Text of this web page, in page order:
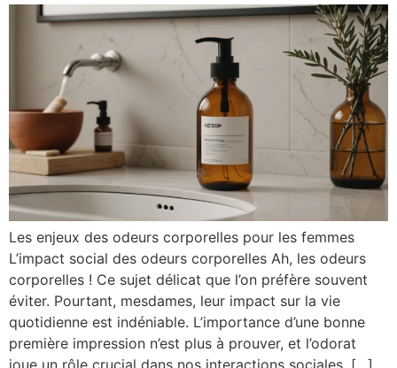
Les enjeux des odeurs corporelles pour les femmes
L’impact social des odeurs corporelles Ah, les odeurs
corporelles ! Ce sujet délicat que l’on préfère souvent
éviter. Pourtant, mesdames, leur impact sur la vie
quotidienne est indéniable. L’importance d’une bonne
première impression n’est plus à prouver, et l’odorat
joue un rôle crucial dans nos interactions sociales. […]